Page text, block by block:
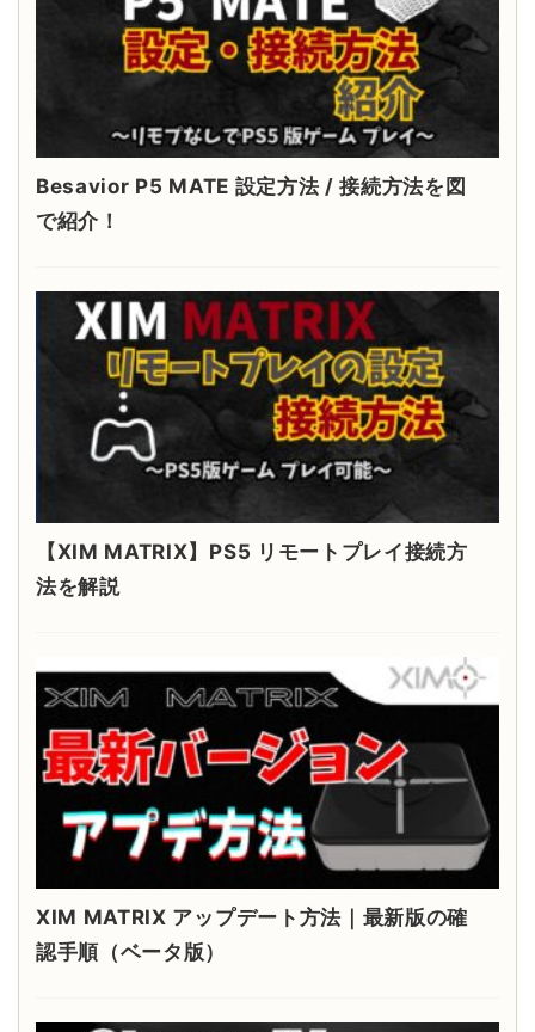
Besavior P5 MATE 設定方法 / 接続方法を図
で紹介！
【XIM MATRIX】PS5 リモートプレイ接続方
法を解説
XIM MATRIX アップデート方法｜最新版の確
認手順（ベータ版）